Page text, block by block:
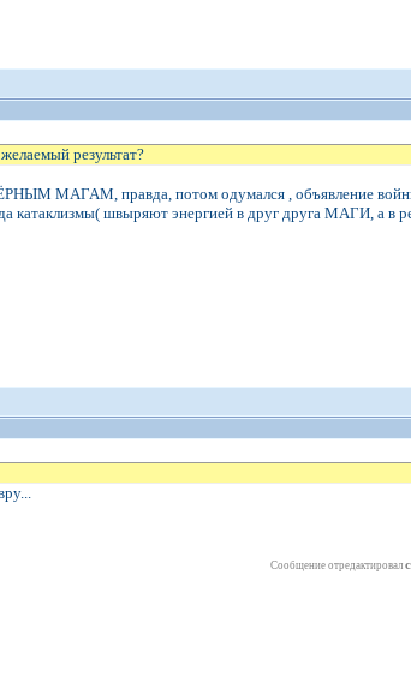
результат?
МАГАМ, правда, потом одумался , объявление
катаклизмы( швыряют энергией в друг друга МАГИ, а в
Сообщение отредактировал